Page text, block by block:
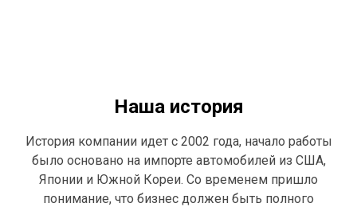
Наша история
История компании идет с 2002 года, начало работы
было основано на импорте автомобилей из США,
Японии и Южной Кореи. Со временем пришло
понимание, что бизнес должен быть полного